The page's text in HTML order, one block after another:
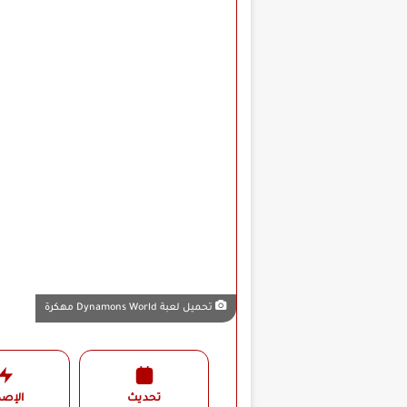
تحميل لعبة Dynamons World مهكرة
تحديث